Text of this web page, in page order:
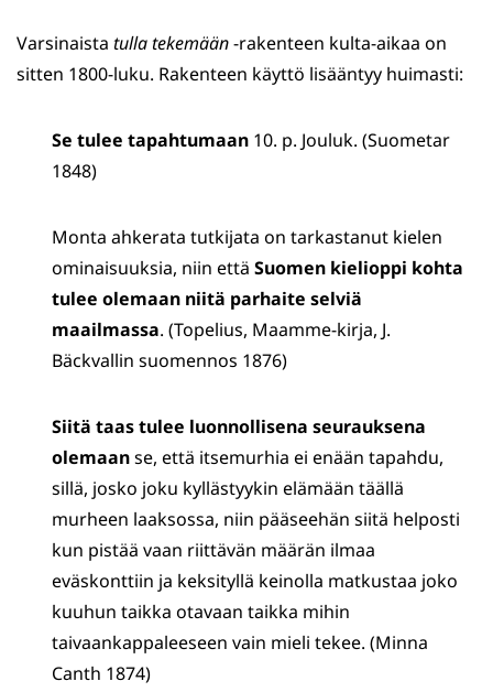
Varsinaista tullatekemään-rakenteen kulta-aikaa on
sitten 1800-luku. Rakenteen käyttö lisääntyy huimasti:
Se tulee tapahtumaan 10. p. Jouluk. (Suometar
1848)
Monta ahkerata tutkijata on tarkastanut kielen
ominaisuuksia, niin että Suomen kielioppi kohta
tulee olemaan niitä parhaite selviä
maailmassa. (Topelius, Maamme-kirja, J.
Bäckvallin suomennos 1876)
Siitä taas tulee luonnollisena seurauksena
olemaanse, että itsemurhia ei enään tapahdu,
sillä, josko joku kyllästyykin elämään täällä
murheen laaksossa, niin pääseehän siitä helposti
kun pistää vaan riittävän määrän ilmaa
eväskonttiin ja keksityllä keinolla matkustaa joko
kuuhun taikka otavaan taikka mihin
taivaankappaleeseen vain mieli tekee. (Minna
Canth 1874)